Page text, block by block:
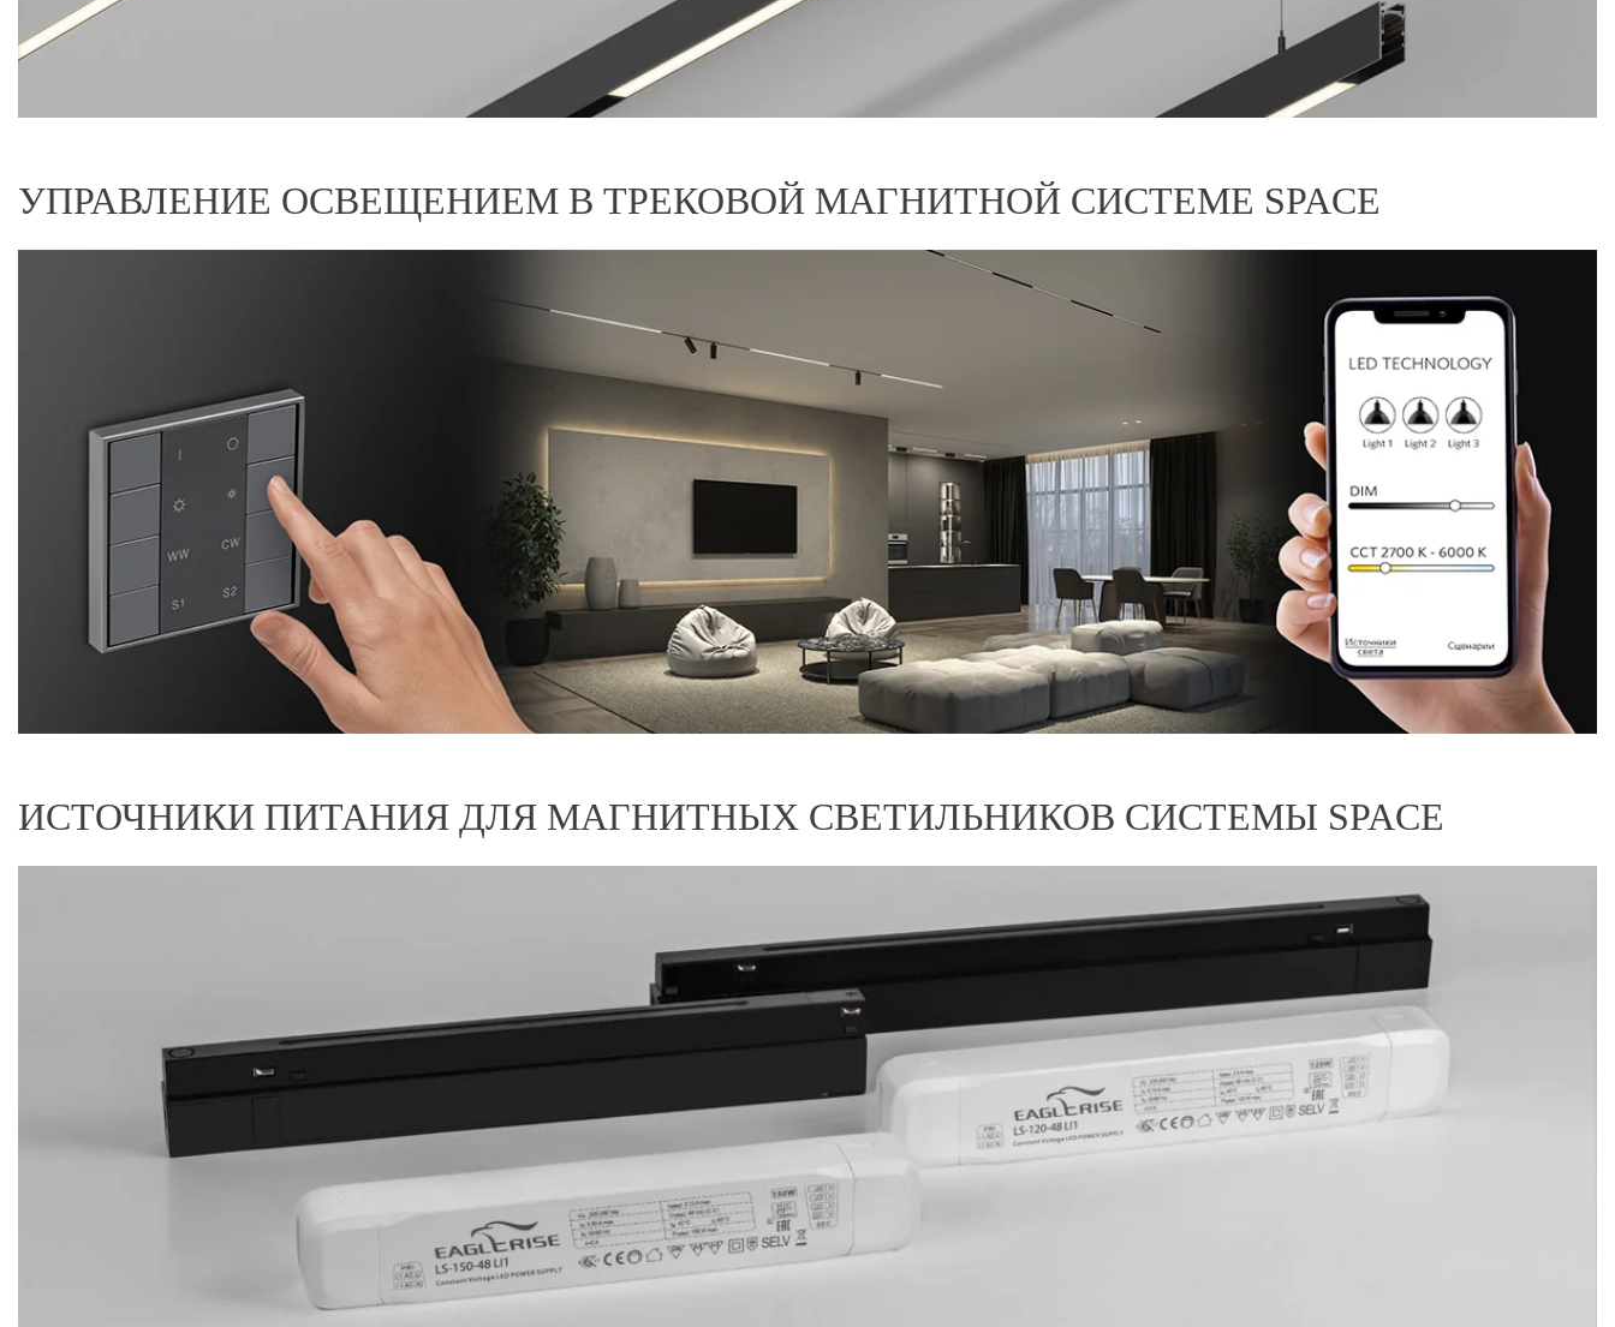
УПРАВЛЕНИЕ ОСВЕЩЕНИЕМ В ТРЕКОВОЙ МАГНИТНОЙ СИСТЕМЕ SPACE
ИСТОЧНИКИ ПИТАНИЯ ДЛЯ МАГНИТНЫХ СВЕТИЛЬНИКОВ СИСТЕМЫ SPACE